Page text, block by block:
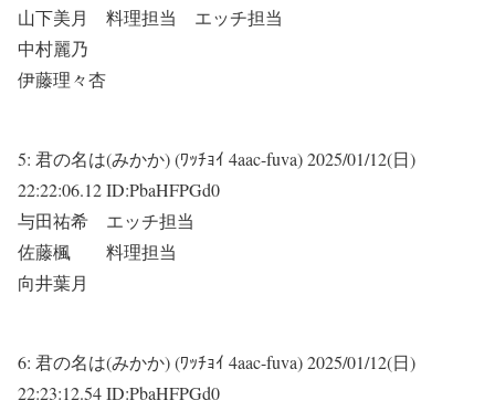
山下美月 料理担当 エッチ担当
中村麗乃
伊藤理々杏
5: 君の名は(みかか) (ﾜｯﾁｮｲ 4aac-fuva)2025/01/12(日)
22:22:06.12 ID:PbaHFPGd0
与田祐希 エッチ担当
佐藤楓 料理担当
向井葉月
6: 君の名は(みかか) (ﾜｯﾁｮｲ 4aac-fuva)2025/01/12(日)
22:23:12.54 ID:PbaHFPGd0